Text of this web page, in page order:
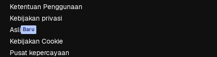
Ketentuan Penggunaan
Kebijakan privasi
Asli Baru
Kebijakan Cookie
Pusat kepercayaan